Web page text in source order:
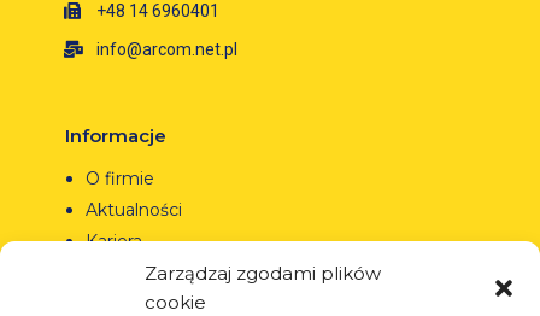
Zarządzaj zgodami plików
cookie
+48 14 6960401
info@arcom.net.pl
Informacje
O firmie
Aktualności
Kariera
Projekty unijne
Kontakt